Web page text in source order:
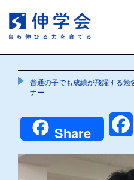
普通の子でも成績が飛躍する
ナー
Share